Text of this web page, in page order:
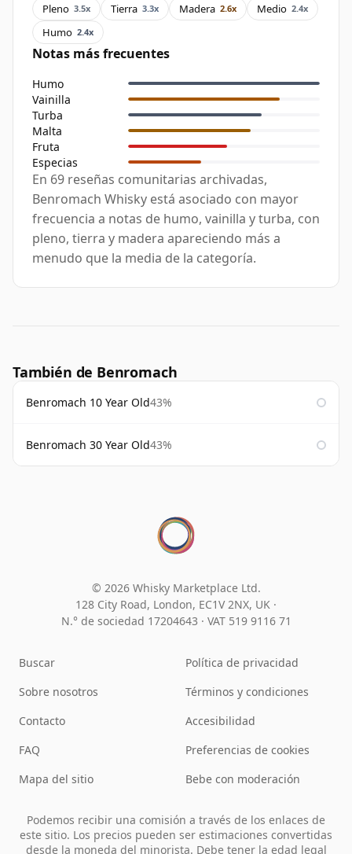
Pleno 3.5x Tierra 3.3x Madera 2.6x Medio 2.4x
Humo 2.4x
Notas más frecuentes
Humo
Vainilla
Turba
Malta
Fruta
Especias
En 69 reseñas comunitarias archivadas,
Benromach Whisky está asociado con mayor
frecuencia a notas de humo, vainilla y turba, con
pleno, tierra y madera apareciendo más a
menudo que la media de la categoría.
También de Benromach
Benromach 10 Year Old43%
Benromach 30 Year Old43%
© 2026 Whisky Marketplace Ltd.
128 City Road, London, EC1V 2NX, UK ·
N.° de sociedad 17204643 · VAT 519 9116 71
Buscar
Sobre nosotros
Contacto
FAQ
Mapa del sitio
Política de privacidad
Términos y condiciones
Accesibilidad
Preferencias de cookies
Bebe con moderación
Podemos recibir una comisión a través de los enlaces de
este sitio. Los precios pueden ser estimaciones convertidas
desde la moneda del minorista. Debe tener la edad legal